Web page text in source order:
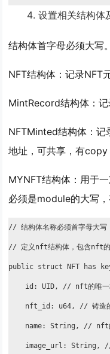
设置相关结构体
结构体首字母必须大写。
NFT结构体：记录NFT
MintRecord结构体：
NFTMinted结构体：记
地址，可共享，有
MYNFT结构体：用于
必须是module的大写
// 结构体名称必须首字母大写
// 定义nft结构体，包含nft的
public struct NFT has
id: UID, // nft的唯一
nft_id: u64, // 铸造
name: String, // nft
image_url: String,